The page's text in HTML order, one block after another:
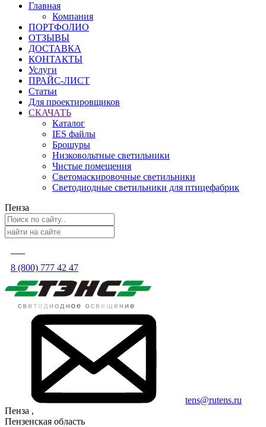
Главная
Компания
ПОРТФОЛИО
ОТЗЫВЫ
ДОСТАВКА
КОНТАКТЫ
Услуги
ПРАЙС-ЛИСТ
Статьи
Для проектировщиков
СКАЧАТЬ
Каталог
IES файлы
Брошуры
Низковольтные светильники
Чистые помещения
Светомаскировочные светильники
Светодиодные светильники для птицефабрик
Пенза
8 (800) 777 42 47
tens@rutens.ru
Пенза ,
Пензенская область